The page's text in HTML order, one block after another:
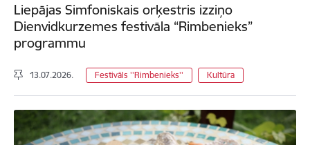
Liepājas Simfoniskais orķestris izziņo
Dienvidkurzemes festivāla “Rimbenieks”
programmu
13.07.2026. Festivāls ''Rimbenieks'' Kultūra